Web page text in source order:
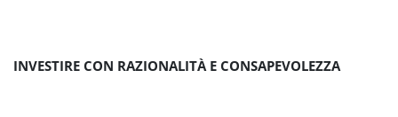
INVESTIRE CON RAZIONALITÀ E CONSAPEVOLEZZA